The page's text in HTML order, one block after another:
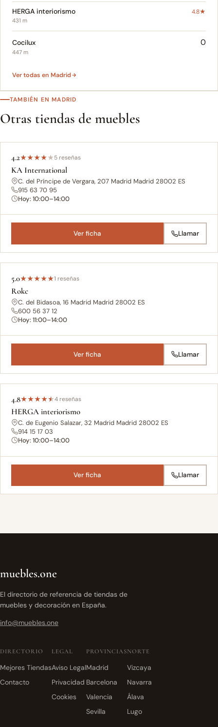
HERGA interiorismo 4.8★
431 m
Cocilux 0
447 m
Ver todas en Madrid
TAMBIÉN EN MADRID
Otras tiendas de muebles
4.2★★★★★5 reseñas
KA International
C. del Príncipe de Vergara, 207 Madrid Madrid 28002 ES
915 63 70 95
Hoy: 10:00–14:00
Ver ficha Llamar
5.0★★★★★1 reseñas
Rokc
C. del Bidasoa, 16 Madrid Madrid 28002 ES
600 56 37 12
Hoy: 11:00–14:00
Ver ficha Llamar
4.8★★★★★4 reseñas
HERGA interiorismo
C. de Eugenio Salazar, 32 Madrid Madrid 28002 ES
914 15 17 03
Hoy: 10:00–14:00
Ver ficha Llamar
muebles.one
El directorio de referencia de tiendas de
muebles y decoración en España.
info@muebles.one
DIRECTORIO
Mejores Tiendas
Contacto
LEGAL
Aviso Legal
Privacidad
Cookies
PROVINCIAS
Madrid
Barcelona
Valencia
Sevilla
NORTE
Vizcaya
Navarra
Álava
Lugo